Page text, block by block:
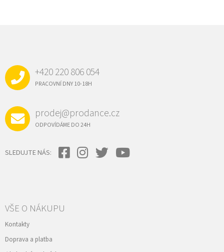
+420 220 806 054
PRACOVNÍ DNY 10-18H
prodej@prodance.cz
ODPOVÍDÁME DO 24H
SLEDUJTE NÁS:
VŠE O NÁKUPU
Kontakty
Doprava a platba